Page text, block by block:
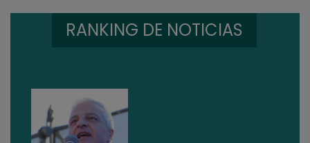
RANKING DE NOTICIAS